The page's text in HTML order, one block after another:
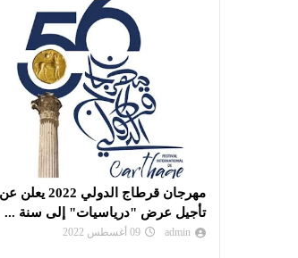
المسلسل المصري "بابلو "بطولة
حسن الرداد يحقق نجاجا باهرا في
مصر...